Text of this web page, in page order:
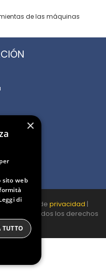
de las máquinas
© | Política de privacidad |
. Todos los derechos
×
sito web
di
TUTTO